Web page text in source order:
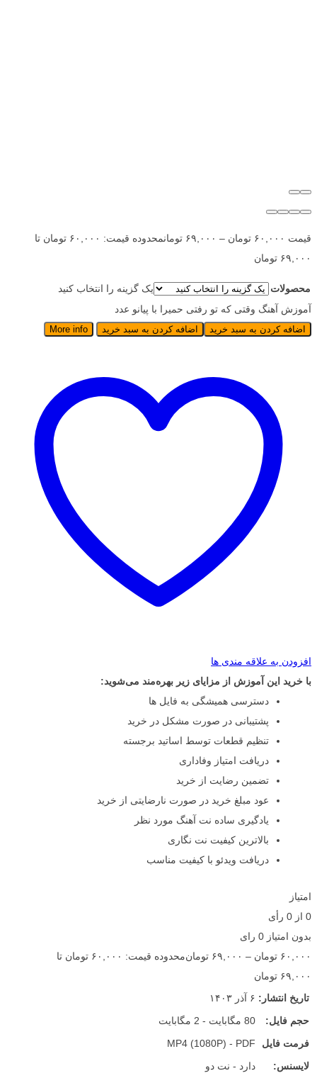
قیمت ۶۰,۰۰۰ تومان – ۶۹,۰۰۰ تومان
محدوده قیمت: ۶۰,۰۰۰ تومان تا
۶۹,۰۰۰ تومان
محصولات
یک گزینه را انتخاب کنید
آموزش آهنگ وقتی که تو رفتی حمیرا با پیانو عدد
اضافه کردن به سبد خرید اضافه کردن به سبد خرید More info
افزودن به علاقه مندی ها
با خرید این آموزش از مزایای زیر بهره‌مند می‌شوید:
دسترسی همیشگی به فایل ها
پشتیبانی در صورت مشکل در خرید
تنظیم قطعات توسط اساتید برجسته
دریافت امتیاز وفاداری
تضمین رضایت از خرید
عود مبلغ خرید در صورت نارضایتی از خرید
یادگیری ساده نت آهنگ مورد نظر
بالاترین کیفیت نت نگاری
دریافت ویدئو با کیفیت مناسب
امتیاز
0 از 0 رأی
بدون امتیاز 0 رای
۶۰,۰۰۰ تومان – ۶۹,۰۰۰ تومان
محدوده قیمت: ۶۰,۰۰۰ تومان تا
۶۹,۰۰۰ تومان
تاریخ انتشار: ۶ آذر ۱۴۰۳
حجم فایل:
80 مگابایت - 2 مگابایت
فرمت فایل
MP4 (1080P) - PDF
لایسنس:
دارد - نت دو